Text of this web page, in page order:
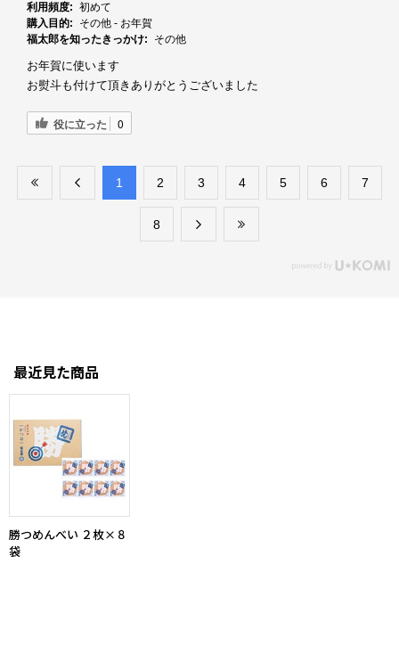
利用頻度: 初めて
購入目的:
その他 - お年賀
福太郎を知ったきっかけ:
その他
お年賀に使います
お熨斗も付けて頂きありがとうございました
役に立った 0
​1 ​2 ​3 ​4 ​5 ​6 ​7
​8
最近見た商品
勝つめんべい ２枚×８
袋